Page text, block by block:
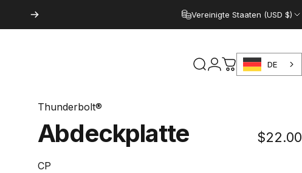
Vereinigte Staaten (USD $)
SucheAnmelden
Warenkorb
DE
Thunderbolt®
Abdeckplatte $22.00
CP